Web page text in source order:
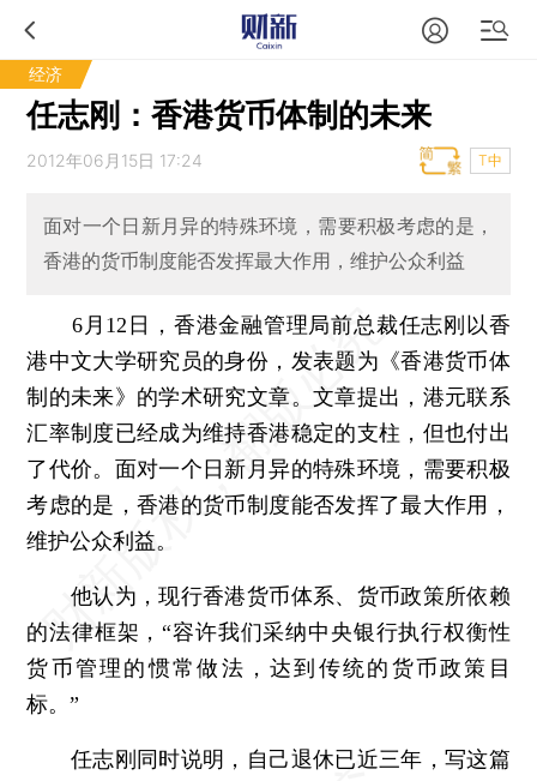
经济
任志刚：香港货币体制的未来
2012年06月15日 17:24 T中
面对一个日新月异的特殊环境，需要积极考虑的是，
香港的货币制度能否发挥最大作用，维护公众利益
6月12日，香港金融管理局前总裁任志刚以香
港中文大学研究员的身份，发表题为《香港货币体
制的未来》的学术研究文章。文章提出，港元联系
汇率制度已经成为维持香港稳定的支柱，但也付出
了代价。面对一个日新月异的特殊环境，需要积极
考虑的是，香港的货币制度能否发挥了最大作用，
维护公众利益。
他认为，现行香港货币体系、货币政策所依赖
的法律框架，“容许我们采纳中央银行执行权衡性
货币管理的惯常做法，达到传统的货币政策目
标。”
任志刚同时说明，自己退休已近三年，写这篇